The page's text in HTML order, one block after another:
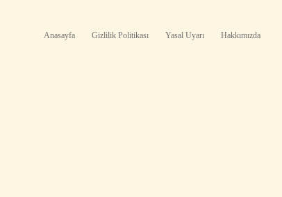
Anasayfa Gizlilik Politikası Yasal Uyarı Hakkımızda